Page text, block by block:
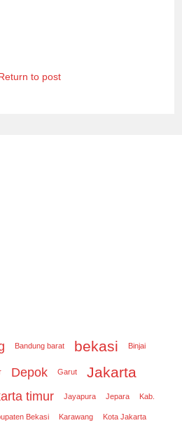
to post
Bandung barat bekasi Binjai
Depok Garut Jakarta
timur Jayapura Jepara Kab.
Bekasi Karawang Kota Jakarta